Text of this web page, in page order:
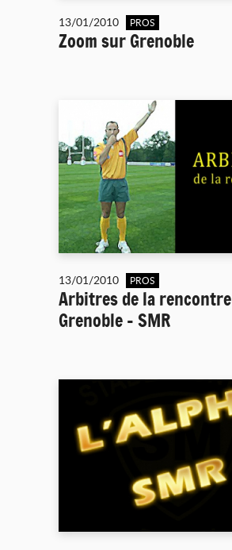
13/01/2010 PROS
Zoom sur Grenoble
13/01/2010 PROS
Arbitres de la rencontre
Grenoble - SMR